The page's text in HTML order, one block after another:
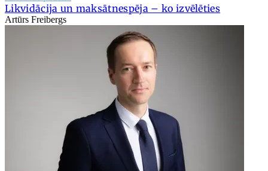
Likvidācija un maksātnespēja – ko izvēlēties
Artūrs Freibergs